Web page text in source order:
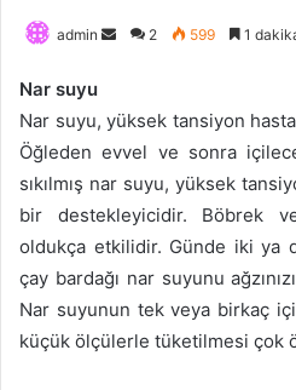
admin
Bir
göndermek
2 599 1
Nar suyu
Nar suyu, yüksek tansiyon
Öğleden evvel ve sonra
sıkılmış nar suyu, yüksek
bir destekleyicidir. Böbrek
oldukça etkilidir. Günde iki ya
çay bardağı nar suyunu
Nar suyunun tek veya birkaç
küçük ölçülerle tüketilmesi çok